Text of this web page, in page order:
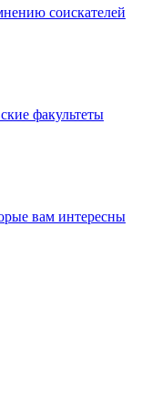
соискателей
факультеты
вам интересны